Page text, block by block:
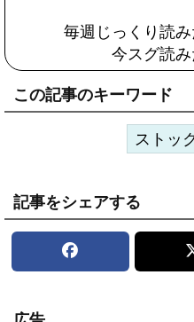
毎週じっくり読み
今スグ読み
この記事のキーワード
ストッ
記事をシェアする